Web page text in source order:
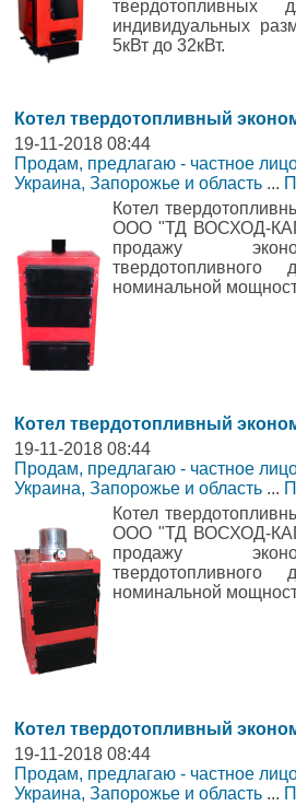
твердотопливных
индивидуальных
5кВт до 32кВт.
Котел твердотопливный
19-11-2018 08:44
Продам, предлагаю - частное
Украина, Запорожье и область ...
Котел
ООО "ТД ВОСХОД-
продажу
твердотопливного
номинальной
Котел твердотопливный
19-11-2018 08:44
Продам, предлагаю - частное
Украина, Запорожье и область ...
Котел
ООО "ТД ВОСХОД-
продажу
твердотопливного
номинальной
Котел твердотопливный
19-11-2018 08:44
Продам, предлагаю - частное
Украина, Запорожье и область ...